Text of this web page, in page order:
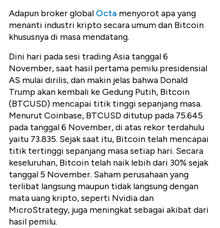
Adapun broker global Octa menyorot apa yang
menanti industri kripto secara umum dan Bitcoin
khususnya di masa mendatang.
Dini hari pada sesi trading Asia tanggal 6
November, saat hasil pertama pemilu presidensial
AS mulai dirilis, dan makin jelas bahwa Donald
Trump akan kembali ke Gedung Putih, Bitcoin
(BTCUSD) mencapai titik tinggi sepanjang masa.
Menurut Coinbase, BTCUSD ditutup pada 75.645
pada tanggal 6 November, di atas rekor terdahulu
yaitu 73.835. Sejak saat itu, Bitcoin telah mencapai
titik tertinggi sepanjang masa setiap hari. Secara
keseluruhan, Bitcoin telah naik lebih dari 30% sejak
tanggal 5 November. Saham perusahaan yang
terlibat langsung maupun tidak langsung dengan
mata uang kripto, seperti Nvidia dan
MicroStrategy, juga meningkat sebagai akibat dari
hasil pemilu.